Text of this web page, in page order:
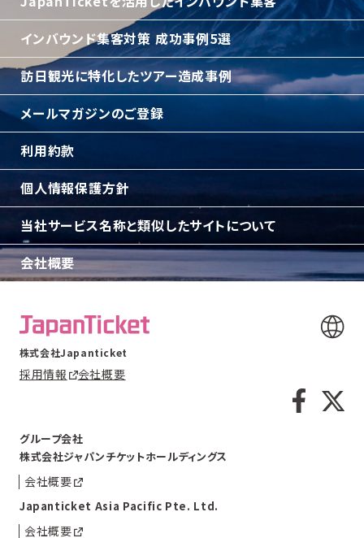
インバウンド集客対策 成功事例5選
訪日観光に特化したツアー造成事例
メールマガジンのご登録
利用約款
個人情報保護方針
当社サービス名称と類似したサイトについて
会社概要
グループ会社
株式会社ジャパンチケットホールディングス
会社概要
Japanticket Asia Pacific Pte. Ltd.
会社概要
株式会社Japanticket
採用情報 会社概要